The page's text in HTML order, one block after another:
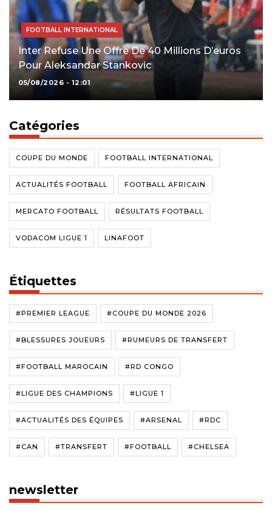
FOOTBALL INTERNATIONAL
Inter Refuse Une Offre De 40 Millions D’euros
Pour Aleksandar Stankovic
05/08/2026 - 12:01
Catégories
COUPE DU MONDE FOOTBALL INTERNATIONAL
ACTUALITÉS FOOTBALL FOOTBALL AFRICAIN
MERCATO FOOTBALL RÉSULTATS FOOTBALL
VODACOM LIGUE 1 LINAFOOT
Étiquettes
#PREMIER LEAGUE #COUPE DU MONDE 2026
#BLESSURES JOUEURS #RUMEURS DE TRANSFERT
#FOOTBALL MAROCAIN #RD CONGO
#LIGUE DES CHAMPIONS #LIGUE 1
#ACTUALITÉS DES ÉQUIPES #ARSENAL #RDC
#CAN #TRANSFERT #FOOTBALL #CHELSEA
newsletter